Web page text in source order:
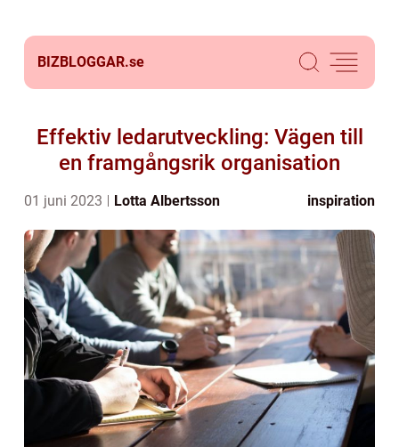
BIZBLOGGAR.se
Effektiv ledarutveckling: Vägen till
en framgångsrik organisation
01 juni 2023 Lotta Albertsson inspiration